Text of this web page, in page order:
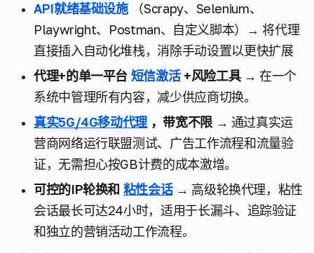
API就绪基础设施（Scrapy、Selenium、
Playwright、Postman、自定义脚本）→ 将代理
直接插入自动化堆栈，消除手动设置以更快扩展
代理+的单一平台 短信激活+风险工具→ 在一个
系统中管理所有内容，减少供应商切换。
真实5G/4G移动代理 ，带宽不限→ 通过真实运
营商网络运行联盟测试、广告工作流程和流量验
证，无需担心按GB计费的成本激增。
可控的IP轮换和 粘性会话 → 高级轮换代理，粘性
会话最长可达24小时，适用于长漏斗、追踪验证
和独立的营销活动工作流程。